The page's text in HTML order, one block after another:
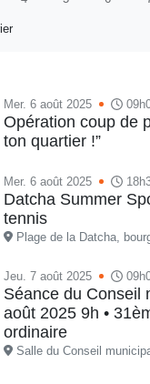
Mer. 6 août 2025
Opération coup de
ton quartier !”
Mer. 6 août 2025
Datcha Summer
tennis
Plage de la Datcha,
Jeu. 7 août 2025
Séance du Conseil
août 2025 9h •
ordinaire
Salle du Conseil
: Gosier
1.6 Mio